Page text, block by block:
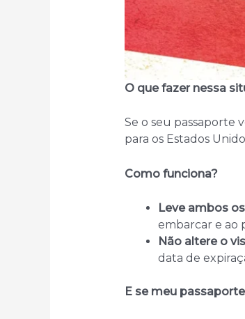
O que fazer nessa
Se o seu passaporte
para os Estados
Como funciona?
Leve ambos
embarcar e ao
Não altere o
data de
E se meu